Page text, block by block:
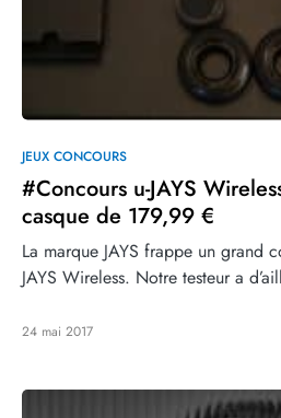
JEUX CONCOURS
#Concours u-JAYS
casque de 179,99 €
La marque JAYS frappe un grand
JAYS Wireless. Notre testeur a
24 mai 2017